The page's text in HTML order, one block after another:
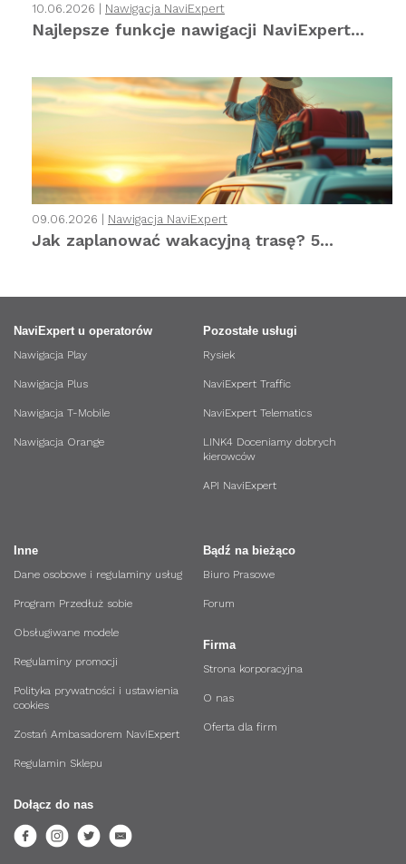
10.06.2026 | Nawigacja NaviExpert
Najlepsze funkcje nawigacji NaviExpert...
09.06.2026 | Nawigacja NaviExpert
Jak zaplanować wakacyjną trasę? 5...
NaviExpert u operatorów
Nawigacja Play
Nawigacja Plus
Nawigacja T-Mobile
Nawigacja Orange
Pozostałe usługi
Rysiek
NaviExpert Traffic
NaviExpert Telematics
LINK4 Doceniamy dobrych
kierowców
API NaviExpert
Bądź na bieżąco
Biuro Prasowe
Forum
Firma
Strona korporacyjna
O nas
Oferta dla firm
Inne
Dane osobowe i regulaminy usług
Program Przedłuż sobie
Obsługiwane modele
Regulaminy promocji
Polityka prywatności i ustawienia
cookies
Zostań Ambasadorem NaviExpert
Regulamin Sklepu
Dołącz do nas